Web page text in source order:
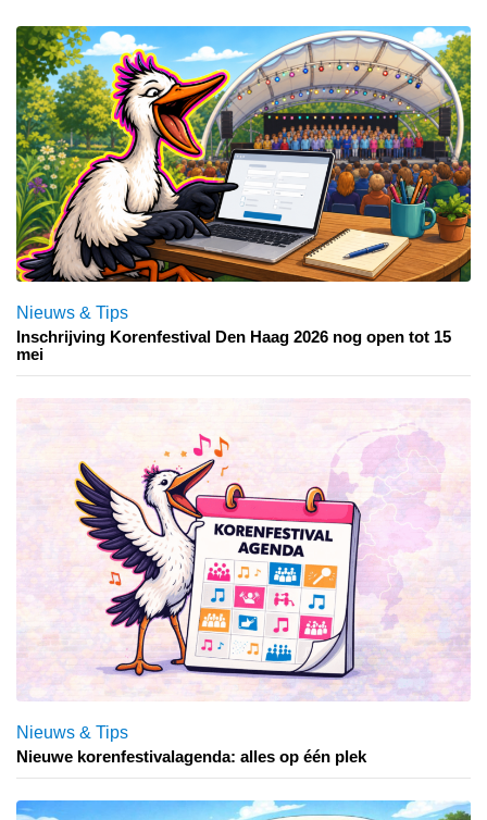
Nieuws & Tips
Inschrijving Korenfestival Den Haag 2026 nog open tot 15
mei
Nieuws & Tips
Nieuwe korenfestivalagenda: alles op één plek